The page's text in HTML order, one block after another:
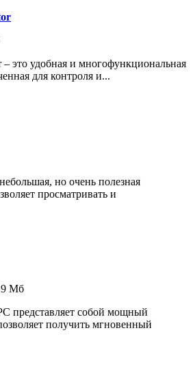
это удобная и многофункциональная
для контроля и...
но очень полезная
просматривать и
Мб
представляет собой мощный
получить мгновенный